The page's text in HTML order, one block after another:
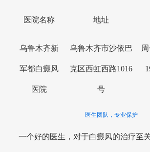
医院名称 地址
乌鲁木齐新
军都白癜风
医院
乌鲁木齐市沙依巴
克区西虹西路1016
号
医生团队，专业保护
一个好的医生，对于白癜风的治疗至